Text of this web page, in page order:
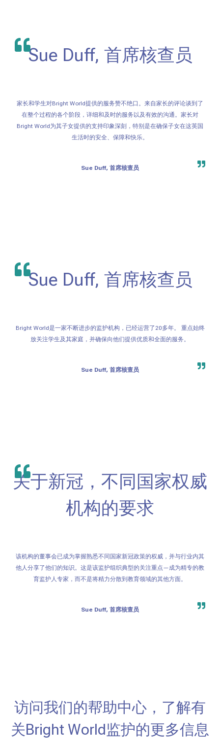
Sue Duff, 首席核查员
家长和学生对Bright World提供的服务赞不绝口。来自家长的评论谈到了
在整个过程的各个阶段，详细和及时的服务以及有效的沟通。家长对
Bright World为其子女提供的支持印象深刻，特别是在确保子女在这英国
生活时的安全、保障和快乐。
Sue Duff, 首席核查员
Sue Duff, 首席核查员
Bright World是一家不断进步的监护机构，已经运营了20多年。 重点始终
放关注学生及其家庭，并确保向他们提供优质和全面的服务。
Sue Duff, 首席核查员
关于新冠，不同国家权威
机构的要求
该机构的董事会已成为掌握熟悉不同国家新冠政策的权威，并与行业内其
他人分享了他们的知识。这是该监护组织典型的关注重点—成为精专的教
育监护人专家，而不是将精力分散到教育领域的其他方面。
Sue Duff, 首席核查员
访问我们的帮助中心，了解有
关Bright World监护的更多信息